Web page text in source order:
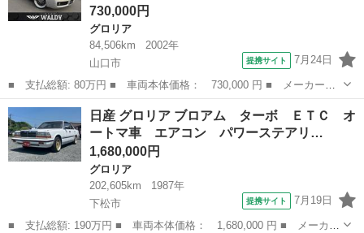
730,000円
グロリア
84,506km
2002年
山口市
提携サイト 7月24日
■ 支払総額: 80万円 ■ 車両本体価格： 730,000 円 ■ メーカー
名： 日産 ■ 車種名： グロリア ■ グレード名： グランツーリ
スモ２５０ＳＶ ＥＴＣ ローダウン ２０インチ社外アルミホイー
ル パワーシート...
山口 山口市 グロリア
日産 グロリア ブロアム ターボ ＥＴＣ オ
ートマ車 エアコン パワーステアリ…
1,680,000円
グロリア
202,605km
1987年
下松市
提携サイト 7月19日
■ 支払総額: 190万円 ■ 車両本体価格： 1,680,000 円 ■ メーカー